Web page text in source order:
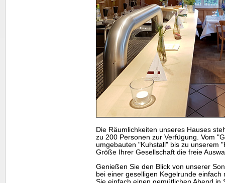
Die Räumlichkeiten unseres Hauses
zu 200 Personen zur Verfügung. Vom
umgebauten "Kuhstall" bis zu unserem
Größe Ihrer Gesellschaft die freie
Genießen Sie den Blick von unserer
bei einer geselligen Kegelrunde